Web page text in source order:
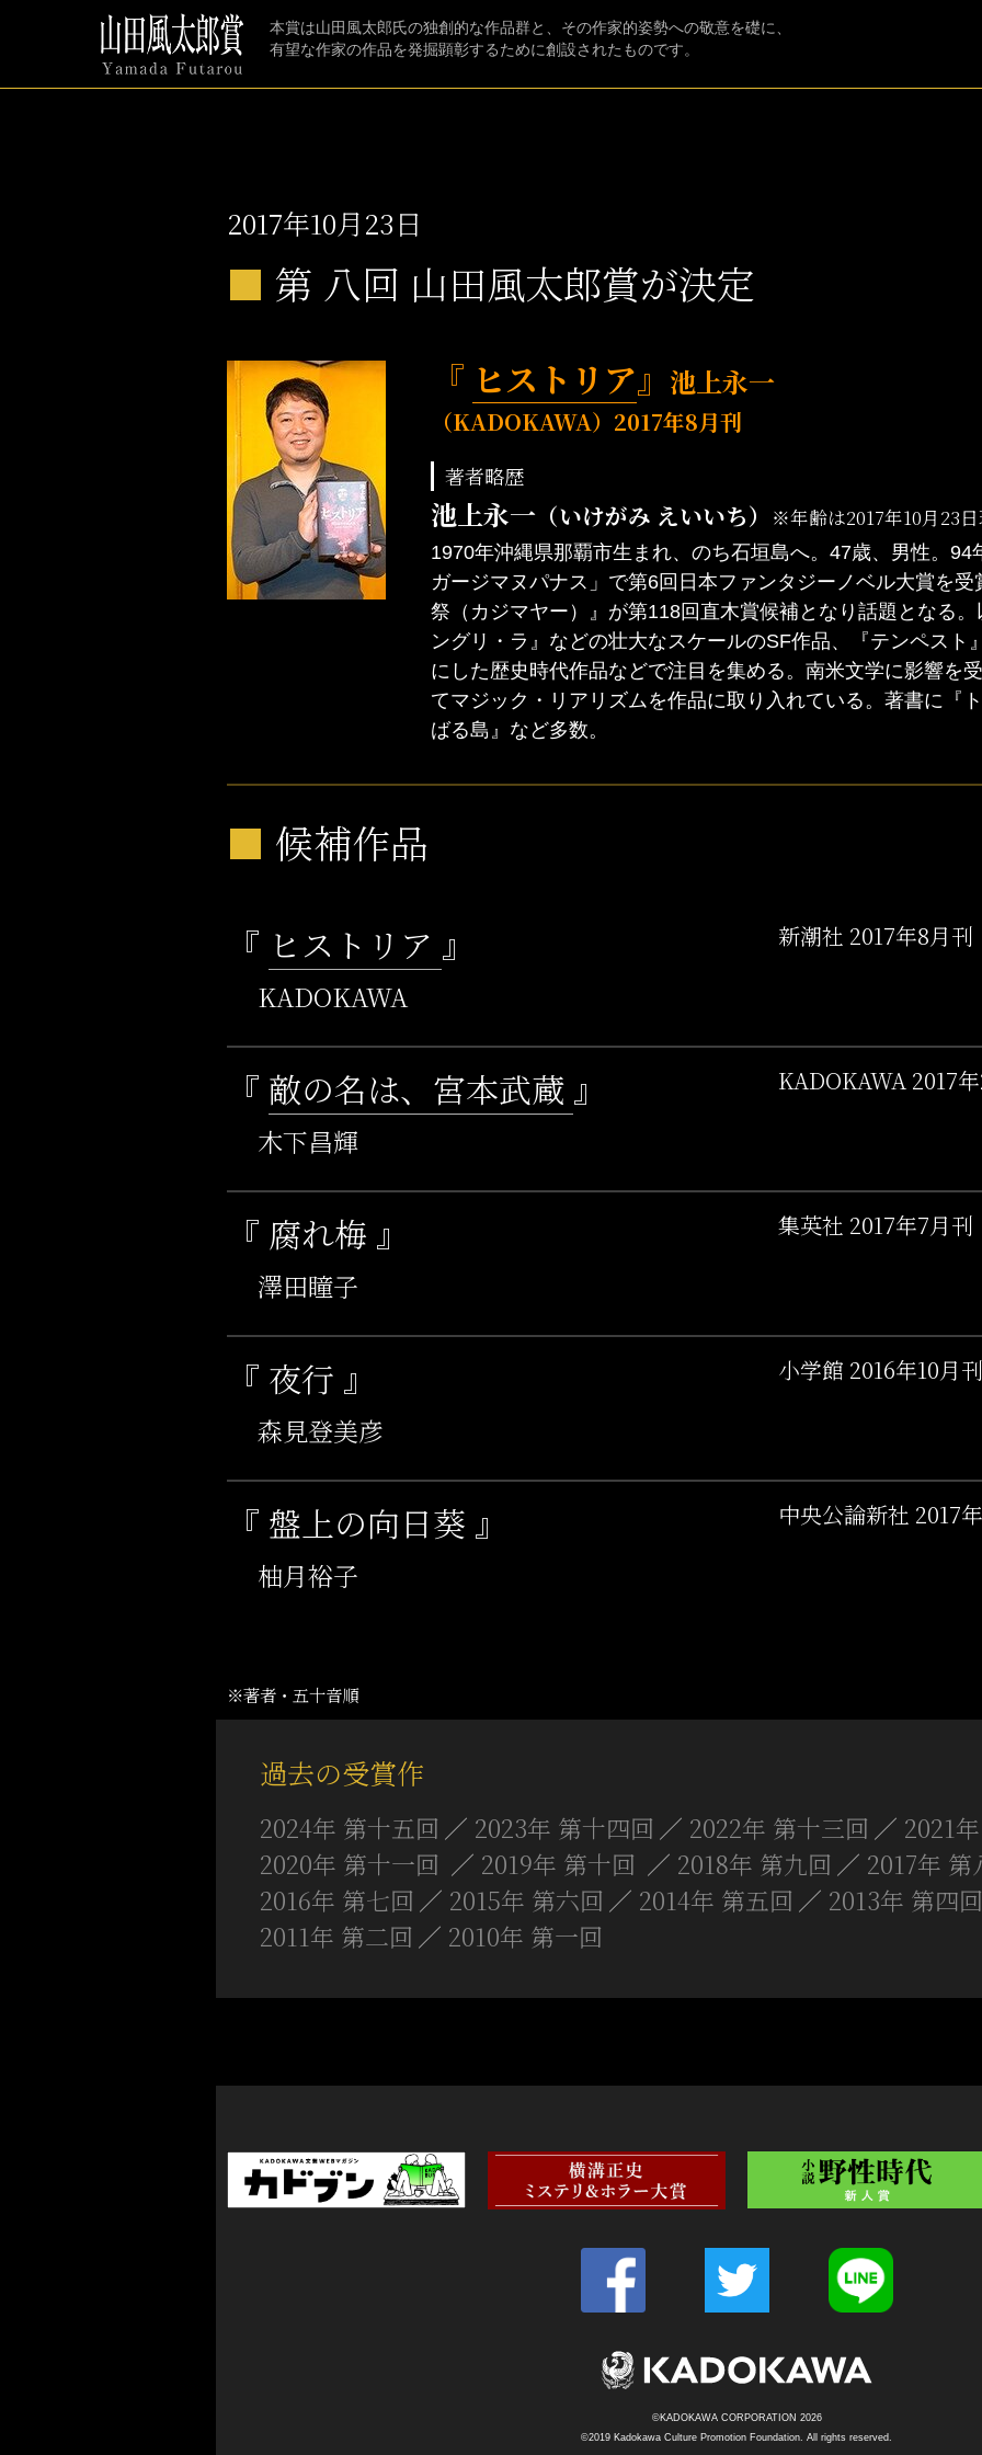
本賞は山田風太郎氏の独創的な作品群と、その作家的姿勢への敬意を礎に、
有望な作家の作品を発掘顕彰するために創設されたものです。
2017年10月23日
■ 第 八回 山田風太郎賞が決定
『 ヒストリア』 池上永一
（KADOKAWA） 2017年8月刊
著者略歴
池上永一 （いけがみ えいいち） ※年齢は2017年10月23
1970年沖縄県那覇市生まれ、のち石垣島へ。47歳、男性。
ガージマヌパナス」で第6回日本ファンタジーノベル大賞を
祭（カジマヤー）』が第118回直木賞候補となり話題となる
ングリ・ラ』などの壮大なスケールのSF作品、『テンペスト
にした歴史時代作品などで注目を集める。南米文学に影響を
てマジック・リアリズムを作品に取り入れている。著書に『
ばる島』など多数。
■ 候補作品
『 ヒストリア 』
KADOKAWA
新潮社 2017年8月刊
『 敵の名は、宮本武蔵 』
木下昌輝
KADOKAWA 2017
『 腐れ梅 』
澤田瞳子
集英社 2017年7月刊
『 夜行 』
森見登美彦
小学館 2016年10月刊
『 盤上の向日葵 』
柚月裕子
中央公論新社 2017
※著者・五十音順
過去の受賞作
2024年 第十五回 2023年 第十四回 2022年 第十三回
2021
2020年 第十一回
2019年 第十回 2018年 第九回
2017年 第
2016年 第七回
2015年 第六回 2014年 第五回 2013年 第四回
2011年 第二回
2010年 第一回
©KADOKAWA CORPORATION 2026
©2019 Kadokawa Culture Promotion Foundation. All rights reserved.